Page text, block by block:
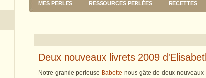
MES PERLES RESSOURCES PERLÉES RECETTES
Deux nouveaux livrets 2009
Notre grande perleuse Babette nous gâte de deux